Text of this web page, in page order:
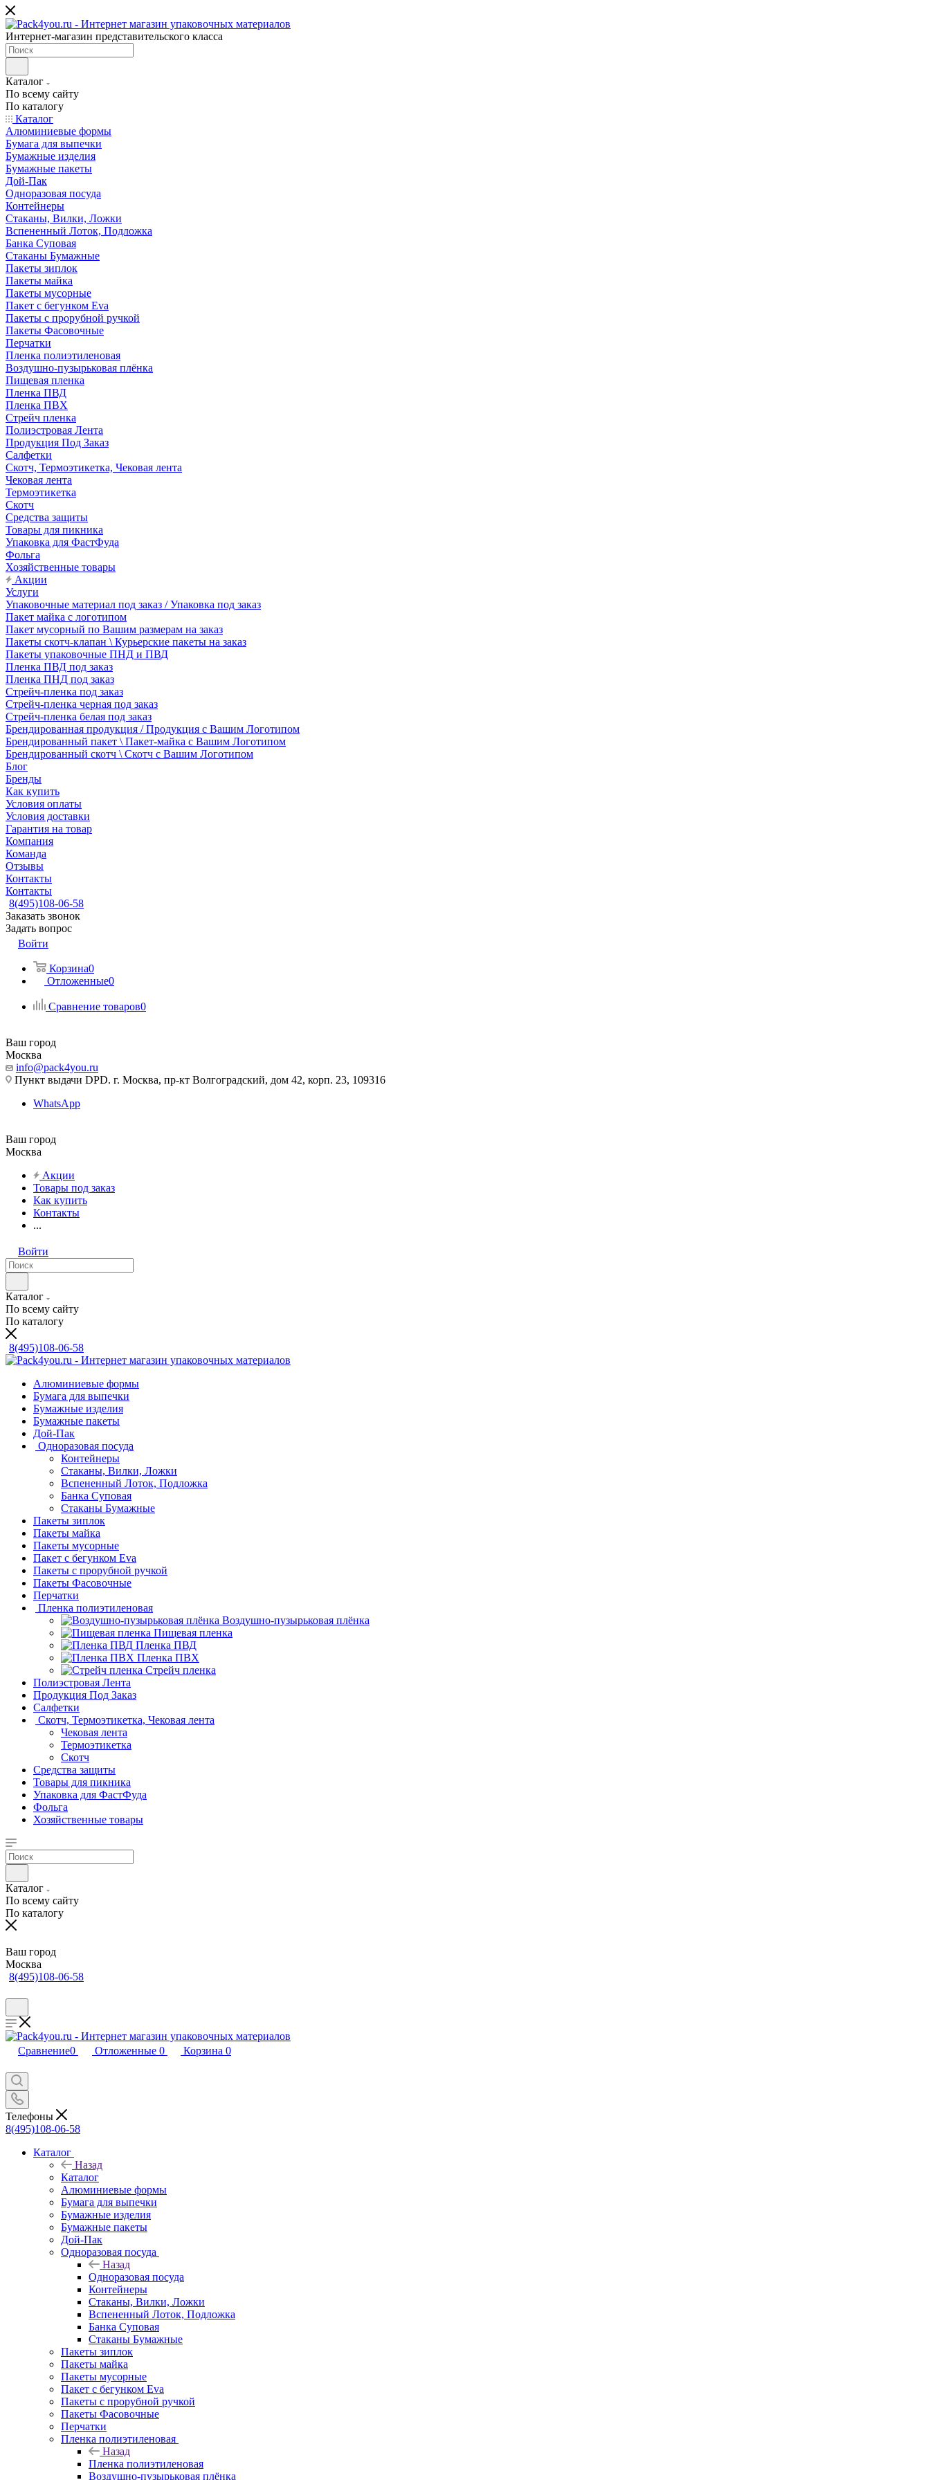
Интернет-магазин представительского класса
Каталог
По всему сайту
По каталогу
Каталог
Алюминиевые формы
Бумага для выпечки
Бумажные изделия
Бумажные пакеты
Дой-Пак
Одноразовая посуда
Контейнеры
Стаканы, Вилки, Ложки
Вспененный Лоток, Подложка
Банка Суповая
Стаканы Бумажные
Пакеты зиплок
Пакеты майка
Пакеты мусорные
Пакет с бегунком Eva
Пакеты с прорубной ручкой
Пакеты Фасовочные
Перчатки
Пленка полиэтиленовая
Воздушно-пузырьковая плёнка
Пищевая пленка
Пленка ПВД
Пленка ПВХ
Стрейч пленка
Полиэстровая Лента
Продукция Под Заказ
Салфетки
Скотч, Термоэтикетка, Чековая лента
Чековая лента
Термоэтикетка
Скотч
Средства защиты
Товары для пикника
Упаковка для ФастФуда
Фольга
Хозяйственные товары
Акции
Услуги
Упаковочные материал под заказ / Упаковка под заказ
Пакет майка с логотипом
Пакет мусорный по Вашим размерам на заказ
Пакеты скотч-клапан \ Курьерские пакеты на заказ
Пакеты упаковочные ПНД и ПВД
Пленка ПВД под заказ
Пленка ПНД под заказ
Стрейч-пленка под заказ
Стрейч-пленка черная под заказ
Стрейч-пленка белая под заказ
Брендированная продукция / Продукция с Вашим Логотипом
Брендированный пакет \ Пакет-майка с Вашим Логотипом
Брендированный скотч \ Скотч с Вашим Логотипом
Блог
Бренды
Как купить
Условия оплаты
Условия доставки
Гарантия на товар
Компания
Команда
Отзывы
Контакты
Контакты
8(495)108-06-58
Заказать звонок
Задать вопрос
Войти
Корзина0
Отложенные0
Сравнение товаров0
Ваш город
Москва
info@pack4you.ru
Пункт выдачи DPD. г. Москва, пр-кт Волгоградский, дом 42, корп. 23, 109316
WhatsApp
Ваш город
Москва
Акции
Товары под заказ
Как купить
Контакты
...
Войти
Каталог
По всему сайту
По каталогу
8(495)108-06-58
Алюминиевые формы
Бумага для выпечки
Бумажные изделия
Бумажные пакеты
Дой-Пак
Одноразовая посуда
Контейнеры
Стаканы, Вилки, Ложки
Вспененный Лоток, Подложка
Банка Суповая
Стаканы Бумажные
Пакеты зиплок
Пакеты майка
Пакеты мусорные
Пакет с бегунком Eva
Пакеты с прорубной ручкой
Пакеты Фасовочные
Перчатки
Пленка полиэтиленовая
Воздушно-пузырьковая плёнка
Пищевая пленка
Пленка ПВД
Пленка ПВХ
Стрейч пленка
Полиэстровая Лента
Продукция Под Заказ
Салфетки
Скотч, Термоэтикетка, Чековая лента
Чековая лента
Термоэтикетка
Скотч
Средства защиты
Товары для пикника
Упаковка для ФастФуда
Фольга
Хозяйственные товары
Каталог
По всему сайту
По каталогу
Ваш город
Москва
8(495)108-06-58
Сравнение0 Отложенные 0 Корзина 0
Телефоны
8(495)108-06-58
Каталог
Назад
Каталог
Алюминиевые формы
Бумага для выпечки
Бумажные изделия
Бумажные пакеты
Дой-Пак
Одноразовая посуда
Назад
Одноразовая посуда
Контейнеры
Стаканы, Вилки, Ложки
Вспененный Лоток, Подложка
Банка Суповая
Стаканы Бумажные
Пакеты зиплок
Пакеты майка
Пакеты мусорные
Пакет с бегунком Eva
Пакеты с прорубной ручкой
Пакеты Фасовочные
Перчатки
Пленка полиэтиленовая
Назад
Пленка полиэтиленовая
Воздушно-пузырьковая плёнка